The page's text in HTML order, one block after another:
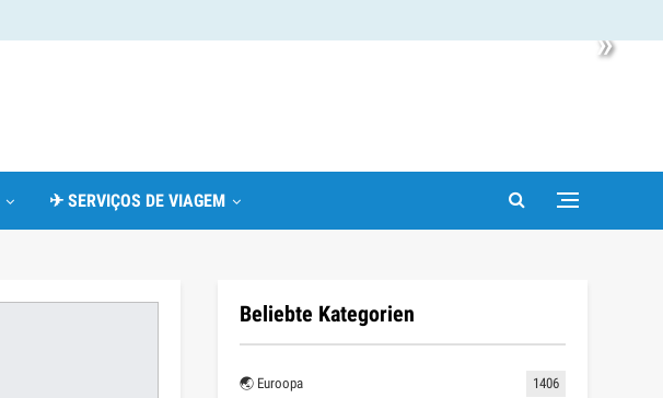
»
✈ SERVIÇOS DE VIAGEM
Beliebte Kategorien
🌏 Euroopa 1406